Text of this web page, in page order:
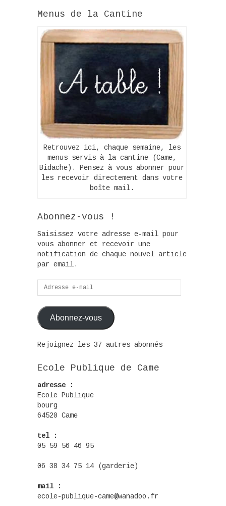
Menus de la Cantine
Retrouvez ici, chaque semaine, les
menus servis à la cantine (Came,
Bidache). Pensez à vous abonner pour
les recevoir directement dans votre
boîte mail.
Abonnez-vous !
Saisissez votre adresse e-mail pour
vous abonner et recevoir une
notification de chaque nouvel article
par email.
Adresse
e-
mail
Abonnez-vous
Rejoignez les 37 autres abonnés
Ecole Publique de Came
adresse :
Ecole Publique
bourg
64520 Came
tel :
05 59 56 46 95
06 38 34 75 14 (garderie)
mail :
ecole-publique-came@wanadoo.fr